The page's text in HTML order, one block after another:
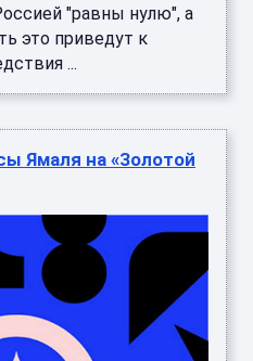
"равны нулю", а
это приведут к
...
Ямаля на «Золотой